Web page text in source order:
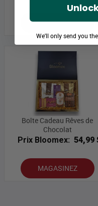
MAGASINEZ
Boîte Cadeau Rêves de
Chocolat
Prix Bloomex: 54,99
MAGASINEZ
We'll only send you